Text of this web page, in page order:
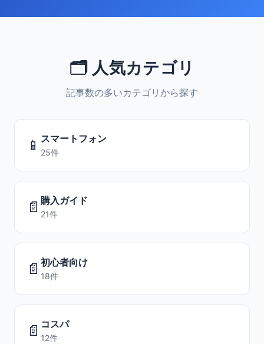
🗂️ 人気カテゴリ
記事数の多いカテゴリから探す
📱 スマートフォン
25件
📄 購入ガイド
21件
📄 初心者向け
18件
📄 コスパ
12件